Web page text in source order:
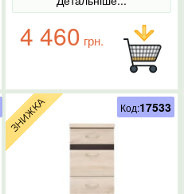
4 460 грн.
Код:17533